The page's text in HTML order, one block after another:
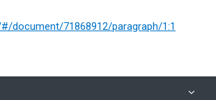
document/71868912/paragraph/1:1